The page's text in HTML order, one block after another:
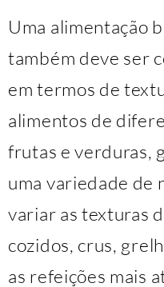
Uma alimentação
também deve ser
em termos de
alimentos de
frutas e verduras,
uma variedade de
variar as texturas
cozidos, crus,
as refeições mais